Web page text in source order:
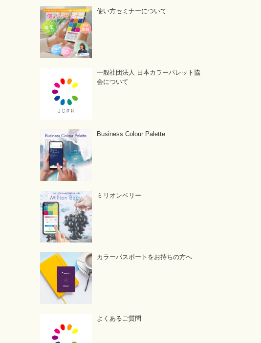
使い方セミナーについて
一般社団法人 日本カラーパレット協
会について
Business Colour Palette
ミリオンベリー
カラーパスポートをお持ちの方へ
よくあるご質問